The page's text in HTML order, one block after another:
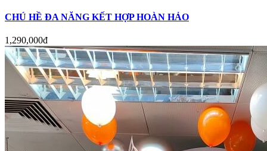
CHÚ HỀ ĐA NĂNG KẾT HỢP HOÀN HẢO
1,290,000đ